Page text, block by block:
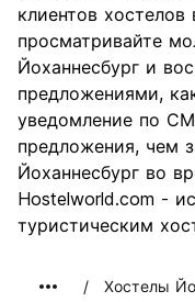
Ночная жизнь
Соотношение цены
качества
клиентов хостелов
просматривайте
Йоханнесбург и
предложениями,
уведомление по
предложения, чем
Йоханнесбург во
Hostelworld.com -
туристическим
Хостелы